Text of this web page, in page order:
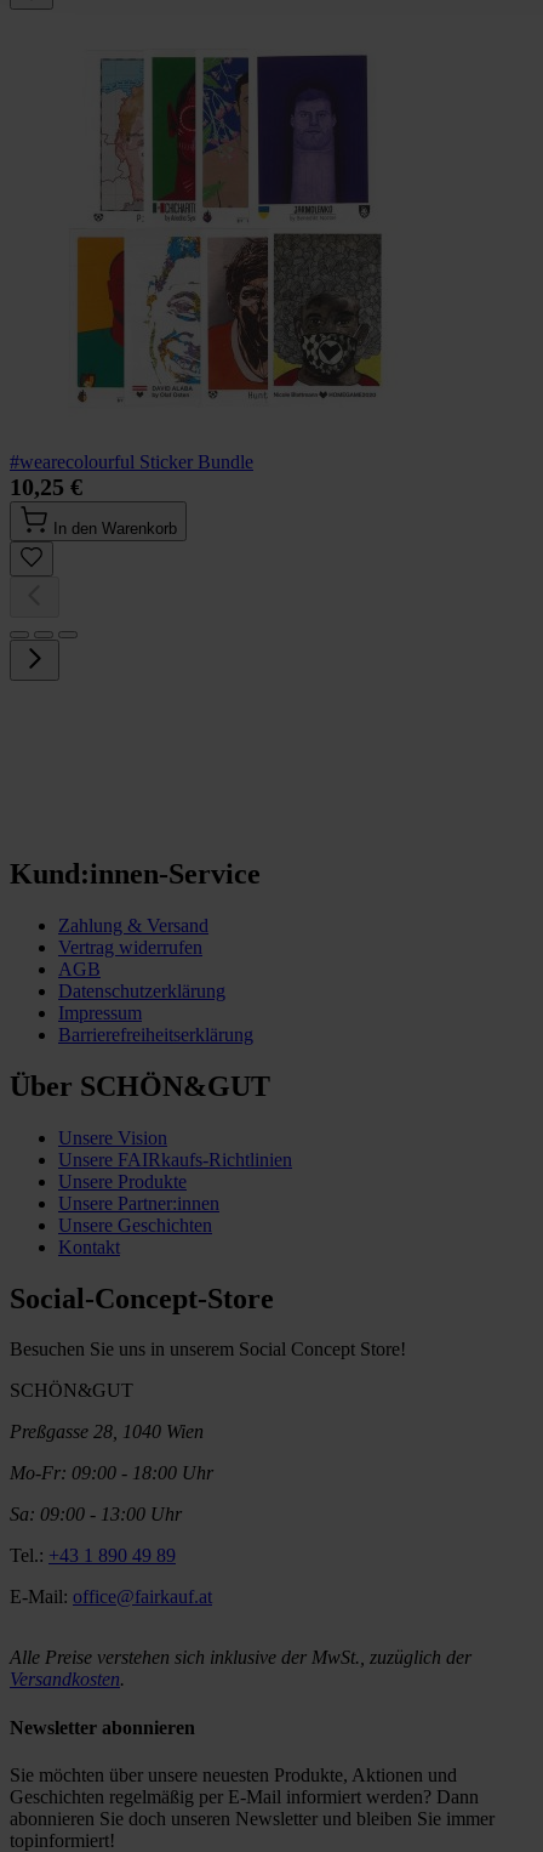
#wearecolourful Sticker Bundle
10,25 €
In den Warenkorb
Kund:innen-Service
Zahlung & Versand
Vertrag widerrufen
AGB
Datenschutzerklärung
Impressum
Barrierefreiheitserklärung
Über SCHÖN&GUT
Unsere Vision
Unsere FAIRkaufs-Richtlinien
Unsere Produkte
Unsere Partner:innen
Unsere Geschichten
Kontakt
Social-Concept-Store
Besuchen Sie uns in unserem Social Concept Store!
SCHÖN&GUT
Preßgasse 28, 1040 Wien
Mo-Fr: 09:00 - 18:00 Uhr
Sa: 09:00 - 13:00 Uhr
Tel.: +43 1 890 49 89
E-Mail: office@fairkauf.at
Alle Preise verstehen sich inklusive der MwSt., zuzüglich der
Versandkosten.
Newsletter abonnieren
Sie möchten über unsere neuesten Produkte, Aktionen und
Geschichten regelmäßig per E-Mail informiert werden? Dann
abonnieren Sie doch unseren Newsletter und bleiben Sie immer
topinformiert!